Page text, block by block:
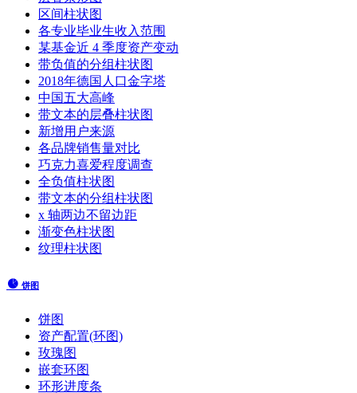
区间柱状图
各专业毕业生收入范围
某基金近 4 季度资产变动
带负值的分组柱状图
2018年德国人口金字塔
中国五大高峰
带文本的层叠柱状图
新增用户来源
各品牌销售量对比
巧克力喜爱程度调查
全负值柱状图
带文本的分组柱状图
x 轴两边不留边距
渐变色柱状图
纹理柱状图
饼图
饼图
资产配置(环图)
玫瑰图
嵌套环图
环形进度条